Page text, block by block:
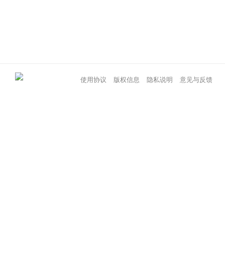
使用协议 版权信息 隐私说明 意见与反馈